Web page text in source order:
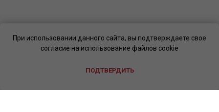
При использовании данного сайта, вы подтверждаете свое
согласие на использование файлов cookie
ПОДТВЕРДИТЬ